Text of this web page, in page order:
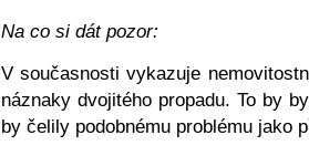
Na co si dát pozor:
V současnosti vykazuje
náznaky dvojitého propadu. To by
by čelily podobnému problému jako